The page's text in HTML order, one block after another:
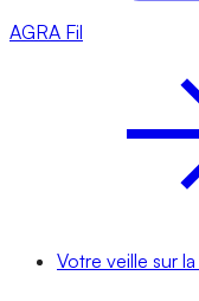
AGRA Fil
Votre veille sur